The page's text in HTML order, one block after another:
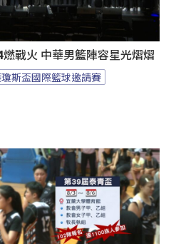
戰火 中華男籃陣容星光熠熠
斯盃國際籃球邀請賽